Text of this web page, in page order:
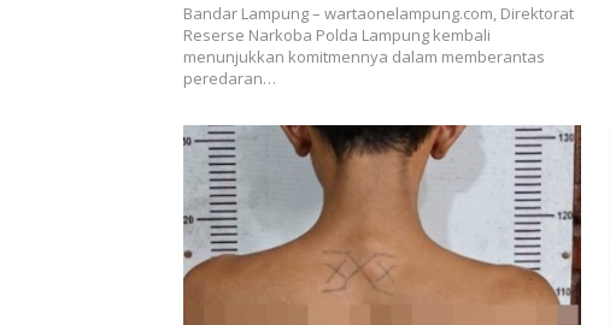
Bandar Lampung – wartaonelampung.com, Direktorat
Reserse Narkoba Polda Lampung kembali
menunjukkan komitmennya dalam memberantas
peredaran…